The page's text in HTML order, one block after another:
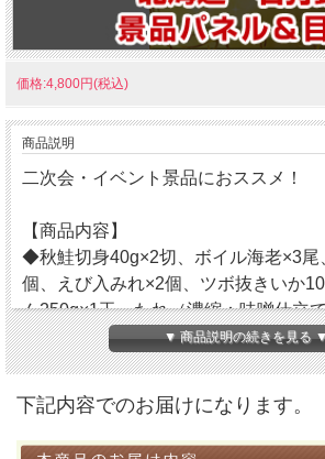
価格:4,800円(税込)
商品説明
二次会・イベント景品におススメ！
【商品内容】
◆秋鮭切身40g×2切、ボイル海老×3尾
個、えび入みれ×2個、ツボ抜きいか
ん250g×1玉、たれ（濃縮：味噌仕立
味噌仕立てのたれでいただく「石狩
新鮮な旬の秋鮭に「海老」や「帆立」
みれ」等を詰め合わせました。
▼ 商品説明の続きを見る
下記内容でのお届けになります。